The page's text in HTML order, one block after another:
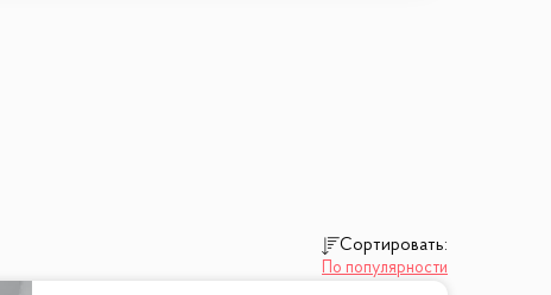
Сортировать:
По популярности